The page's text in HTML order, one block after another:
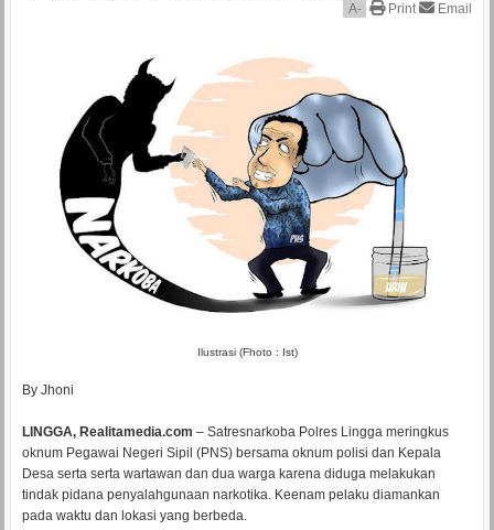
A- Print Email
Ilustrasi (Fhoto : Ist)
By Jhoni
LINGGA, Realitamedia.com – Satresnarkoba Polres Lingga meringkus
oknum Pegawai Negeri Sipil (PNS) bersama oknum polisi dan Kepala
Desa serta serta wartawan dan dua warga karena diduga melakukan
tindak pidana penyalahgunaan narkotika. Keenam pelaku diamankan
pada waktu dan lokasi yang berbeda.